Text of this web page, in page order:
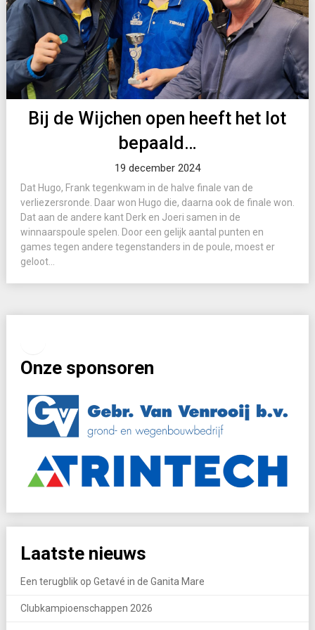
Bij de Wijchen open heeft het lot
bepaald…
19 december 2024
Dat Hugo, Frank tegenkwam in de halve finale van de
verliezersronde. Daar won Hugo die, daarna ook de finale won.
Dat aan de andere kant Derk en Joeri samen in de
winnaarspoule spelen. Door een gelijk aantal punten en
games tegen andere tegenstanders in de poule, moest er
geloot...
Onze sponsoren
Laatste nieuws
Een terugblik op Getavé in de Ganita Mare
Clubkampioenschappen 2026